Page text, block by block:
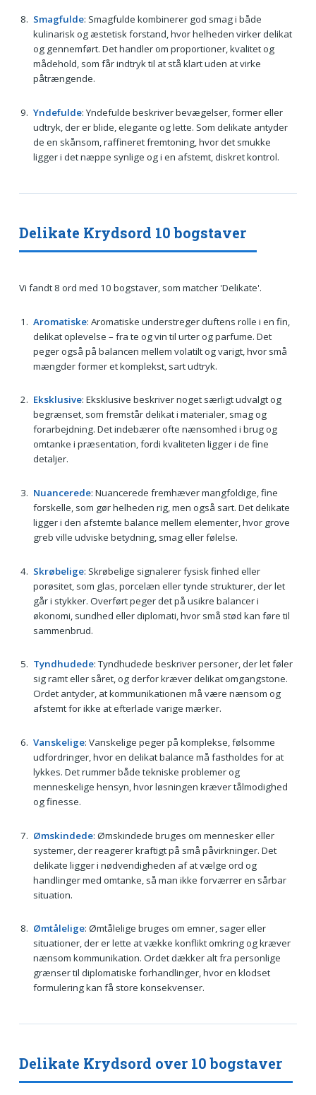
Smagfulde: Smagfulde kombinerer god smag i både
kulinarisk og æstetisk forstand, hvor helheden virker delikat
og gennemført. Det handler om proportioner, kvalitet og
mådehold, som får indtryk til at stå klart uden at virke
påtrængende.
Yndefulde: Yndefulde beskriver bevægelser, former eller
udtryk, der er blide, elegante og lette. Som delikate antyder
de en skånsom, raffineret fremtoning, hvor det smukke
ligger i det næppe synlige og i en afstemt, diskret kontrol.
Delikate Krydsord 10 bogstaver
Vi fandt 8 ord med 10 bogstaver, som matcher 'Delikate'.
Aromatiske: Aromatiske understreger duftens rolle i en fin,
delikat oplevelse – fra te og vin til urter og parfume. Det
peger også på balancen mellem volatilt og varigt, hvor små
mængder former et komplekst, sart udtryk.
Eksklusive: Eksklusive beskriver noget særligt udvalgt og
begrænset, som fremstår delikat i materialer, smag og
forarbejdning. Det indebærer ofte nænsomhed i brug og
omtanke i præsentation, fordi kvaliteten ligger i de fine
detaljer.
Nuancerede: Nuancerede fremhæver mangfoldige, fine
forskelle, som gør helheden rig, men også sart. Det delikate
ligger i den afstemte balance mellem elementer, hvor grove
greb ville udviske betydning, smag eller følelse.
Skrøbelige: Skrøbelige signalerer fysisk finhed eller
porøsitet, som glas, porcelæn eller tynde strukturer, der let
går i stykker. Overført peger det på usikre balancer i
økonomi, sundhed eller diplomati, hvor små stød kan føre til
sammenbrud.
Tyndhudede: Tyndhudede beskriver personer, der let føler
sig ramt eller såret, og derfor kræver delikat omgangstone.
Ordet antyder, at kommunikationen må være nænsom og
afstemt for ikke at efterlade varige mærker.
Vanskelige: Vanskelige peger på komplekse, følsomme
udfordringer, hvor en delikat balance må fastholdes for at
lykkes. Det rummer både tekniske problemer og
menneskelige hensyn, hvor løsningen kræver tålmodighed
og finesse.
Ømskindede: Ømskindede bruges om mennesker eller
systemer, der reagerer kraftigt på små påvirkninger. Det
delikate ligger i nødvendigheden af at vælge ord og
handlinger med omtanke, så man ikke forværrer en sårbar
situation.
Ømtålelige: Ømtålelige bruges om emner, sager eller
situationer, der er lette at vække konflikt omkring og kræver
nænsom kommunikation. Ordet dækker alt fra personlige
grænser til diplomatiske forhandlinger, hvor en klodset
formulering kan få store konsekvenser.
Delikate Krydsord over 10 bogstaver